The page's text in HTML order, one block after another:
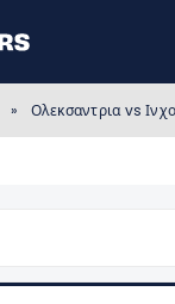
» Ολεκσαντρια vs